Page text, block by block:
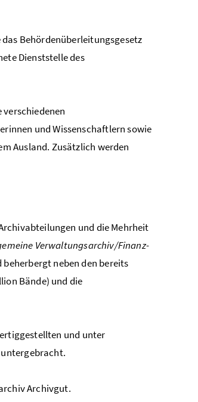
Behördenüberleitungsgesetz
Dienststelle des
verschiedenen
und Wissenschaftlern sowie
Ausland. Zusätzlich werden
und die Mehrheit
Verwaltungsarchiv/Finanz-
beherbergt neben den bereits
Bände) und die
und unter
untergebracht.
Archivgut.